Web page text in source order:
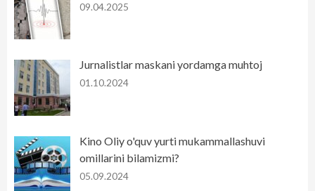
09.04.2025
Jurnalistlar maskani yordamga muhtoj
01.10.2024
Kino Oliy o'quv yurti mukammallashuvi
omillarini bilamizmi?
05.09.2024